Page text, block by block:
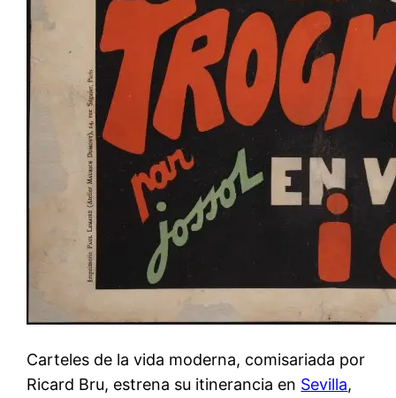
Carteles de la vida moderna, comisariada por
Ricard Bru, estrena su itinerancia en Sevilla,